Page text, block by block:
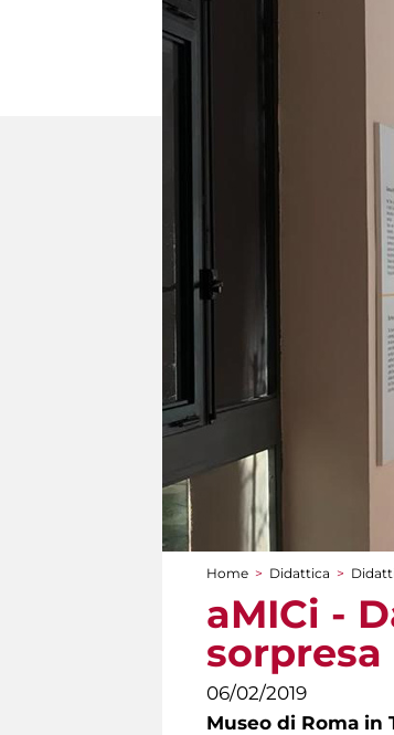
Tu sei qui
Home > Didattica >
aMICi -
sorpresa
06/02/2019
Museo di Roma in